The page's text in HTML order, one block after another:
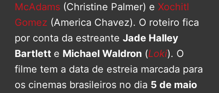
McAdams (Christine Palmer) e Xochitl
Gomez (America Chavez). O roteiro fica
por conta da estreante Jade Halley
Bartlett e Michael Waldron (Loki). O
filme tem a data de estreia marcada para
os cinemas brasileiros no dia 5 de maio